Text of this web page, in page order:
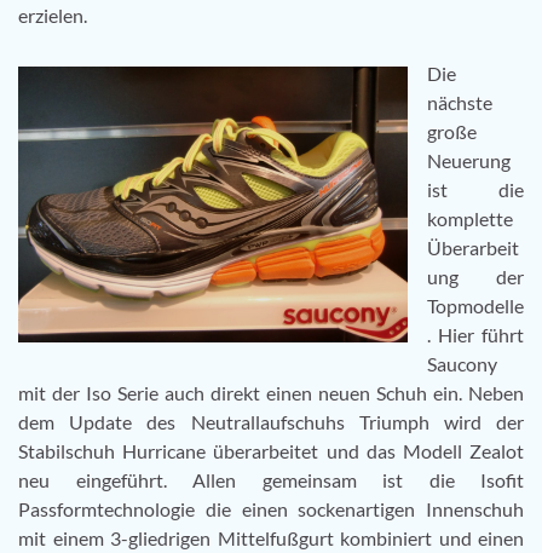
erzielen.
Die
nächste
große
Neuerung
ist die
komplette
Überarbeit
ung der
Topmodelle
. Hier führt
Saucony
mit der Iso Serie auch direkt einen neuen Schuh ein. Neben
dem Update des Neutrallaufschuhs Triumph wird der
Stabilschuh Hurricane überarbeitet und das Modell Zealot
neu eingeführt. Allen gemeinsam ist die Isofit
Passformtechnologie die einen sockenartigen Innenschuh
mit einem 3-gliedrigen Mittelfußgurt kombiniert und einen